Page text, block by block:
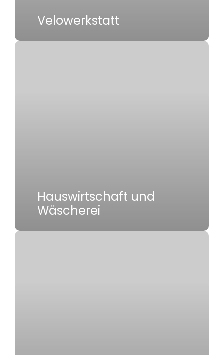
Velowerkstatt
Hauswirtschaft und
Wäscherei